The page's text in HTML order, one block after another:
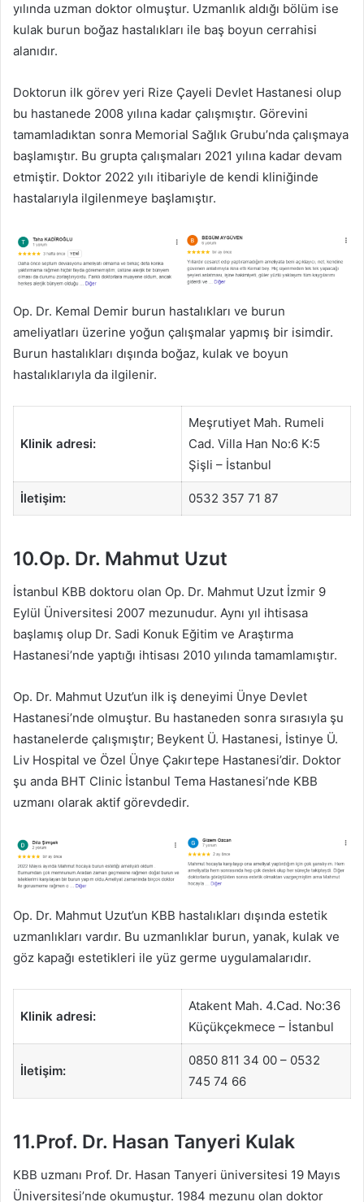
yılında uzman doktor olmuştur. Uzmanlık aldığı bölüm ise
kulak burun boğaz hastalıkları ile baş boyun cerrahisi
alanıdır.
Doktorun ilk görev yeri Rize Çayeli Devlet Hastanesi olup
bu hastanede 2008 yılına kadar çalışmıştır. Görevini
tamamladıktan sonra Memorial Sağlık Grubu’nda çalışmaya
başlamıştır. Bu grupta çalışmaları 2021 yılına kadar devam
etmiştir. Doktor 2022 yılı itibariyle de kendi kliniğinde
hastalarıyla ilgilenmeye başlamıştır.
Op. Dr. Kemal Demir burun hastalıkları ve burun
ameliyatları üzerine yoğun çalışmalar yapmış bir isimdir.
Burun hastalıkları dışında boğaz, kulak ve boyun
hastalıklarıyla da ilgilenir.
Klinik adresi:
Meşrutiyet Mah. Rumeli
Cad. Villa Han No:6 K:5
Şişli – İstanbul
İletişim: 0532 357 71 87
10.Op. Dr. Mahmut Uzut
İstanbul KBB doktoru olan Op. Dr. Mahmut Uzut İzmir 9
Eylül Üniversitesi 2007 mezunudur. Aynı yıl ihtisasa
başlamış olup Dr. Sadi Konuk Eğitim ve Araştırma
Hastanesi’nde yaptığı ihtisası 2010 yılında tamamlamıştır.
Op. Dr. Mahmut Uzut’un ilk iş deneyimi Ünye Devlet
Hastanesi’nde olmuştur. Bu hastaneden sonra sırasıyla şu
hastanelerde çalışmıştır; Beykent Ü. Hastanesi, İstinye Ü.
Liv Hospital ve Özel Ünye Çakırtepe Hastanesi’dir. Doktor
şu anda BHT Clinic İstanbul Tema Hastanesi’nde KBB
uzmanı olarak aktif görevdedir.
Op. Dr. Mahmut Uzut’un KBB hastalıkları dışında estetik
uzmanlıkları vardır. Bu uzmanlıklar burun, yanak, kulak ve
göz kapağı estetikleri ile yüz germe uygulamalarıdır.
Klinik adresi:
Atakent Mah. 4.Cad. No:36
Küçükçekmece – İstanbul
İletişim:
0850 811 34 00 – 0532
745 74 66
11.Prof. Dr. Hasan Tanyeri Kulak
KBB uzmanı Prof. Dr. Hasan Tanyeri üniversitesi 19 Mayıs
Üniversitesi’nde okumuştur. 1984 mezunu olan doktor